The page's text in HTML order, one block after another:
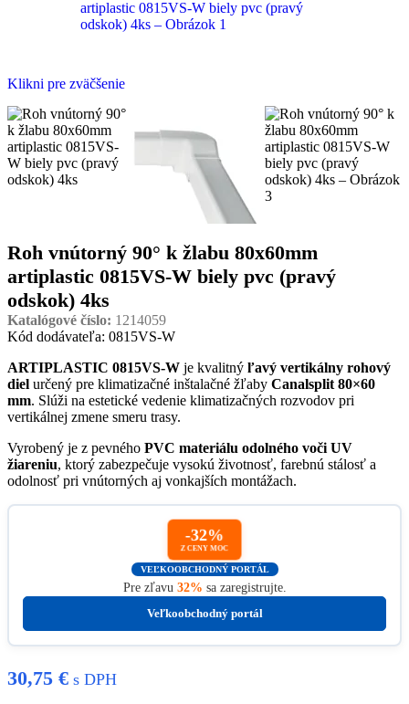
Klikni pre zväčšenie
Roh vnútorný 90° k žlabu 80x60mm
artiplastic 0815VS-W biely pvc (pravý
odskok) 4ks
Katalógové číslo: 1214059
Kód dodávateľa: 0815VS-W
ARTIPLASTIC 0815VS-W je kvalitný ľavý vertikálny rohový
diel určený pre klimatizačné inštalačné žľaby Canalsplit 80×60
mm. Slúži na estetické vedenie klimatizačných rozvodov pri
vertikálnej zmene smeru trasy.
Vyrobený je z pevného PVC materiálu odolného voči UV
žiareniu, ktorý zabezpečuje vysokú životnosť, farebnú stálosť a
odolnosť pri vnútorných aj vonkajších montážach.
-32%
Z CENY MOC
VEĽKOOBCHODNÝ PORTÁL
Pre zľavu 32% sa zaregistrujte.
Veľkoobchodný portál
30,75 € s DPH